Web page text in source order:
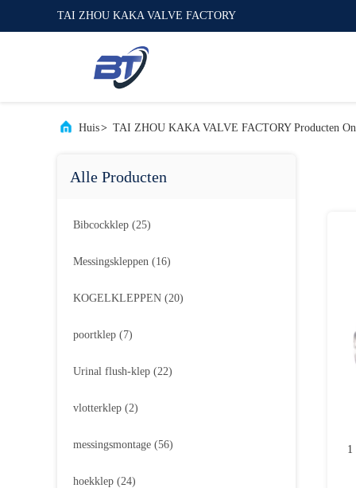
TAI ZHOU KAKA VALVE FACTORY
Huis> TAI ZHOU KAKA VALVE FACTORY Producten
Alle Producten
Bibcockklep (25)
Messingskleppen (16)
KOGELKLEPPEN (20)
poortklep (7)
Urinal flush-klep (22)
vlotterklep (2)
messingsmontage (56)
hoekklep (24)
1